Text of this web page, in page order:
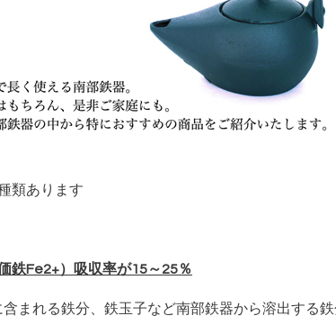
類あります
鉄Fe2+）吸収率が15～25％
まれる鉄分、鉄玉子など南部鉄器から溶出する鉄